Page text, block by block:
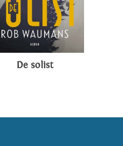
De solist